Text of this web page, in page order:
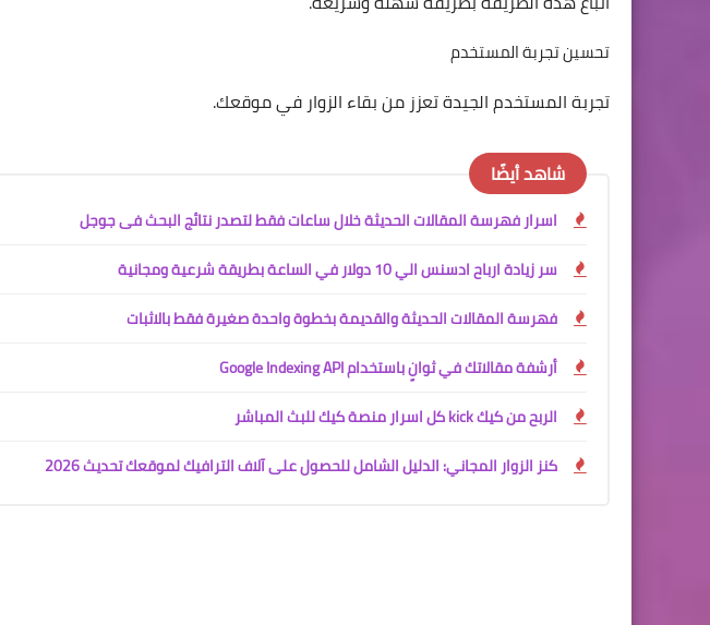
تحسين تجربة المستخدم
تجربة المستخدم الجيدة تعزز من بقاء الزوار في موقعك.
شاهد أيضًا
اسرار فهرسة المقالات الحديثة خلال ساعات فقط لتصدر نتائج البحث فى جوجل
سر زيادة ارباح ادسنس الي 10 دولار في الساعة بطريقة شرعية ومجانية
فهرسة المقالات الحديثة والقديمة بخطوة واحدة صغيرة فقط بالاثبات
أرشفة مقالاتك في ثوانٍ باستخدام Google Indexing API
الربح من كيك kick كل اسرار منصة كيك للبث المباشر
كنز الزوار المجاني: الدليل الشامل للحصول على آلاف الترافيك لموقعك تحديث 2026